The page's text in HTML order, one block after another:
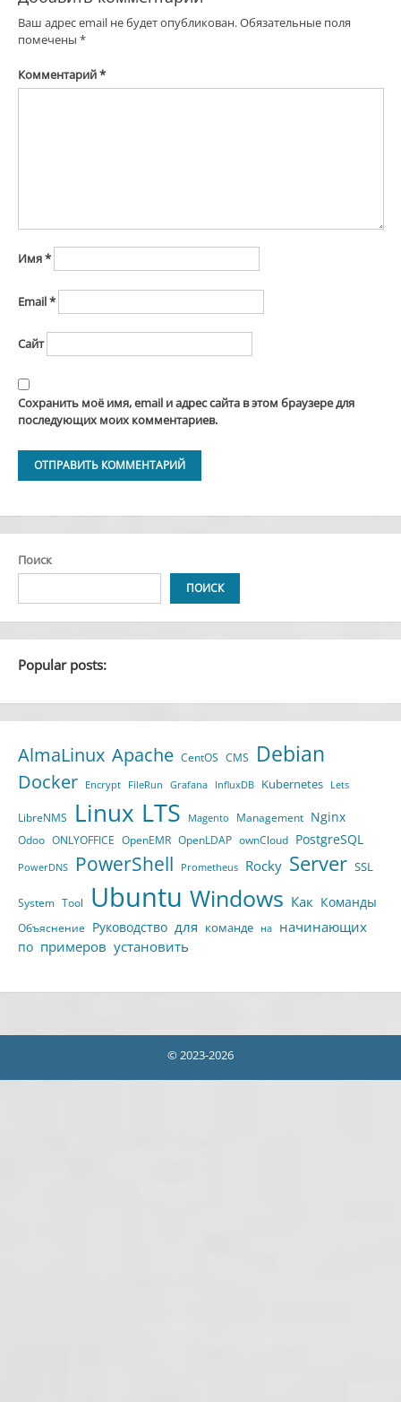
Ваш адрес email не будет опубликован.Обязательные поля
помечены *
Комментарий*
Имя*
Email*
Сайт
Сохранить моё имя, email и адрес сайта в этом браузере для
последующих моих комментариев.
Поиск
ПОИСК
Popular posts:
AlmaLinux Apache CentOS CMS Debian
Docker Encrypt FileRun Grafana InfluxDB Kubernetes Lets
LibreNMS Linux LTS Magento Management Nginx
Odoo ONLYOFFICE OpenEMR OpenLDAP ownCloud PostgreSQL
PowerDNS PowerShell Prometheus Rocky Server SSL
System Tool Ubuntu Windows Как Команды
Объяснение Руководство для команде на начинающих
по примеров установить
© 2023-2026